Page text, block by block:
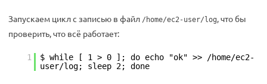
Запускаем цикл с записью в файл /home/ec2-user/log, что бы
проверить, что всё работает:
1
$ while [ 1 > 0 ]; do echo "ok" >> /home/ec2-
user/log; sleep 2; done